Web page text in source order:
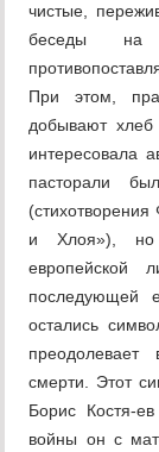
чистые,
беседы на
При этом,
добывают
интересовала
пасторали
и Хлоя»), но
европейской
последующей
остались
преодолевает
смерти. Этот
Борис Костя-
войны он с